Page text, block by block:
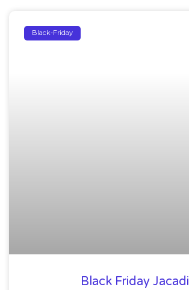
Black-Friday
Black Friday Jacadi